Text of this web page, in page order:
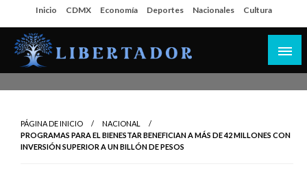
al
contenido
Inicio CDMX Economía Deportes Nacionales Cultura
PÁGINA DE INICIO
NACIONAL
PROGRAMAS PARA EL BIENESTAR BENEFICIAN A MÁS DE 42 MILLONES CON
INVERSIÓN SUPERIOR A UN BILLÓN DE PESOS